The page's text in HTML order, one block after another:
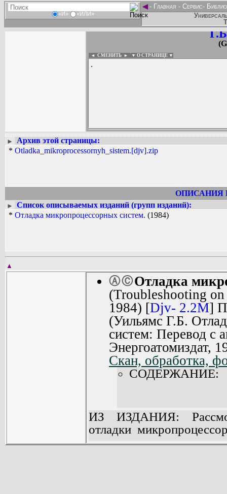
«И» «ИЛИ»
◄- Главная - Сервис-
◄ СМЕНИТЬ ► ▼ О СТРАНИЦЕ ▼
.
Вадим Ершов...
►
Архив этой страницы:
* Otladka_mikroprocessornyh_sistem.[djv].zip
ОПИСАНИЯ
►
Список описываемых изданий (групп изданий):
* Отладка микропроцессорных систем. (1984)
▲
ⒶⒸОтладка
(Troubleshooting on
1984) [Djv- 2.2M]
(Уильямс Г.Б.
систем: Перевод с
Энергоатомиздат,
Скан, обработка,
СОДЕРЖАНИЕ:
ИЗ ИЗДАНИЯ:
отладки
этого контрольно-